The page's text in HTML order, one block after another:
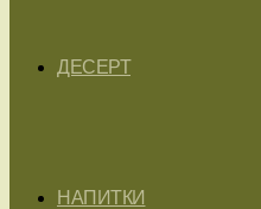
ДЕСЕРТ
НАПИТКИ